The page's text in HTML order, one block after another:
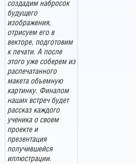
создадим набросок
будущего
изображения,
отрисуем его в
векторе, подготовим
к печати. А после
этого уже соберем из
распечатанного
макета объемную
картинку. Финалом
наших встреч будет
рассказ каждого
ученика о своем
проекте и
презентация
получившейся
иллюстрации.